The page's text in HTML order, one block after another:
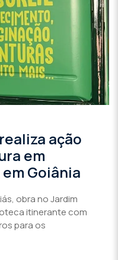
ação
em
Goiânia
obra no Jardim
itinerante com
para os